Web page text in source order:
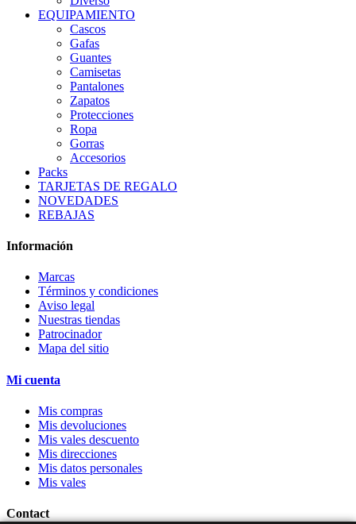
EQUIPAMIENTO
Cascos
Gafas
Guantes
Camisetas
Pantalones
Zapatos
Protecciones
Ropa
Gorras
Accesorios
Packs
TARJETAS DE REGALO
NOVEDADES
REBAJAS
Información
Marcas
Términos y condiciones
Aviso legal
Nuestras tiendas
Patrocinador
Mapa del sitio
Mi cuenta
Mis compras
Mis devoluciones
Mis vales descuento
Mis direcciones
Mis datos personales
Mis vales
Contact